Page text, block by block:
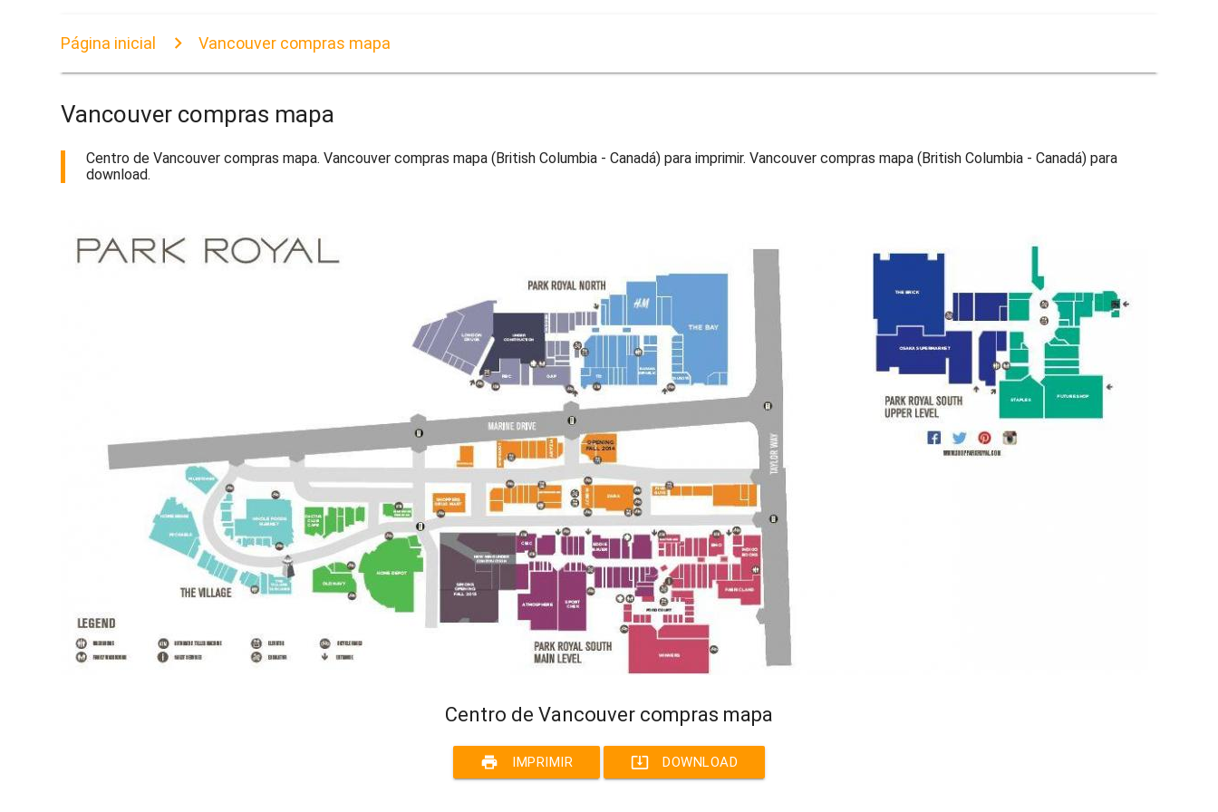
Página inicial Vancouver compras mapa
Vancouver compras mapa
Centro de Vancouver compras mapa. Vancouver compras mapa (British Columbia - Canadá) para imprimir. Vancouver compras mapa (British Columbia - Canadá) para
download.
Centro de Vancouver compras mapa
print IMPRIMIR system_update_alt DOWNLOAD